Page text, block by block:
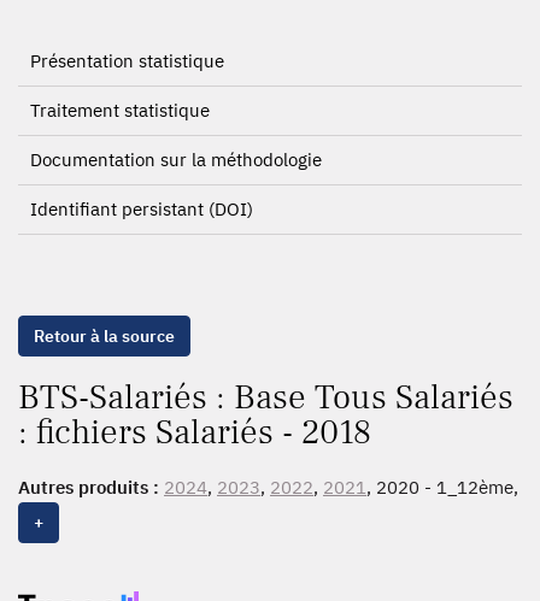
Présentation statistique
Traitement statistique
Documentation sur la méthodologie
Identifiant persistant (DOI)
Retour à la source
BTS-Salariés : Base Tous Salariés
: fichiers Salariés - 2018
Autres produits : 2024, 2023, 2022, 2021, 2020 - 1_12ème,
2020
- 1_12ème,
2009 - 1_12ème, 2009, 2008, 2007, 2006, 2005, 2004,
+